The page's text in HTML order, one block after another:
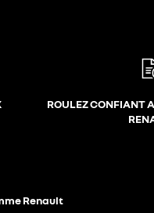
ROULEZ CONFIANT
Renault